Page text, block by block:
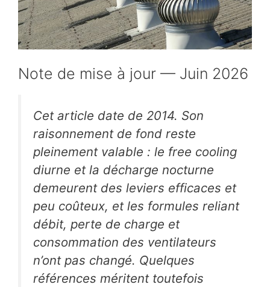
Note de mise à jour — Juin 2026
Cet article date de 2014. Son
raisonnement de fond reste
pleinement valable : le free cooling
diurne et la décharge nocturne
demeurent des leviers efficaces et
peu coûteux, et les formules reliant
débit, perte de charge et
consommation des ventilateurs
n’ont pas changé. Quelques
références méritent toutefois